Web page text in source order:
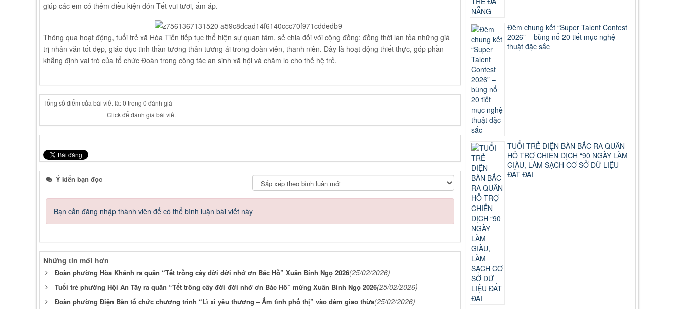
giúp các em có thêm điều kiện đón Tết vui tươi, ấm áp.
Thông qua hoạt động, tuổi trẻ xã Hòa Tiến tiếp tục thể hiện sự quan tâm, sẻ chia đối với cộng đồng; đồng thời lan tỏa những giá
trị nhân văn tốt đẹp, giáo dục tinh thần tương thân tương ái trong đoàn viên, thanh niên. Đây là hoạt động thiết thực, góp phần
khẳng định vai trò của tổ chức Đoàn trong công tác an sinh xã hội và chăm lo cho thế hệ trẻ.
Tổng số điểm của bài viết là: 0 trong 0 đánh giá
Click để đánh giá bài viết
Ý kiến bạn đọc
Bạn cần đăng nhập thành viên để có thể bình luận bài viết này
Những tin mới hơn
Đoàn phường Hòa Khánh ra quân “Tết trồng cây đời đời nhớ ơn Bác Hồ” Xuân Bính Ngọ 2026(25/02/2026)
Tuổi trẻ phường Hội An Tây ra quân “Tết trồng cây đời đời nhớ ơn Bác Hồ” mừng Xuân Bính Ngọ 2026(25/02/2026)
Đoàn phường Điện Bàn tổ chức chương trình “Lì xì yêu thương – Ấm tình phố thị” vào đêm giao thừa(25/02/2026)
Đêm chung kết “Super Talent Contest
2026” – bùng nổ 20 tiết mục nghệ
thuật đặc sắc
TUỔI TRẺ ĐIỆN BÀN BẮC RA QUÂN
HỖ TRỢ CHIẾN DỊCH “90 NGÀY LÀM
GIÀU, LÀM SẠCH CƠ SỞ DỮ LIỆU
ĐẤT ĐAI